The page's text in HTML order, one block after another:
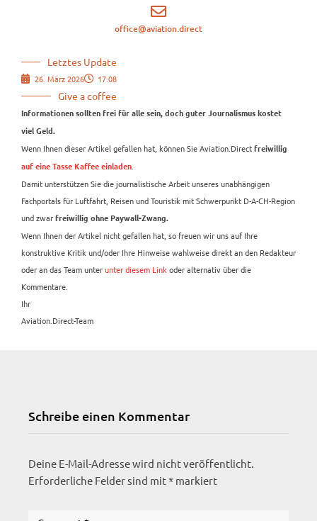
office@aviation.direct
Letztes Update
26. März 2026 17:08
Give a coffee
Informationen sollten frei für alle sein, doch guter Journalismus kostet
viel Geld.
Wenn Ihnen dieser Artikel gefallen hat, können Sie Aviation.Direct freiwillig
auf eine Tasse Kaffee einladen
Damit unterstützen Sie die journalistische Arbeit unseres unabhängigen
Fachportals für Luftfahrt, Reisen und Touristik mit Schwerpunkt D-A-CH-Region
und zwar freiwillig ohne Paywall-Zwang.
Wenn Ihnen der Artikel nicht gefallen hat, so freuen wir uns auf Ihre
konstruktive Kritik und/oder Ihre Hinweise wahlweise direkt an den Redakteur
oder an das Team unterunter diesem Link oder alternativ über die
Kommentare.
Ihr
Aviation.Direct-Team
Schreibe einen Kommentar
Deine E-Mail-Adresse wird nicht veröffentlicht.
Erforderliche Felder sind mit* markiert